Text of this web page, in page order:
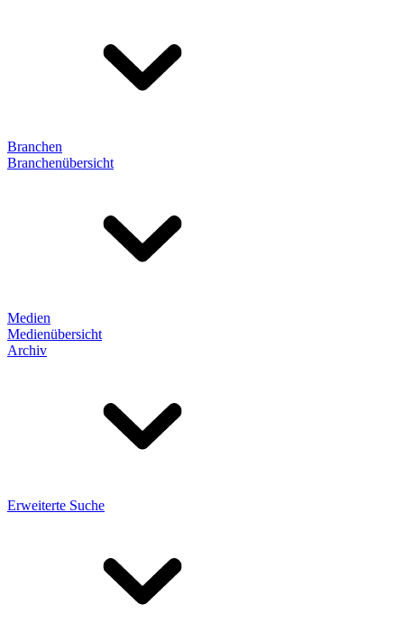
Branchen
Branchenübersicht
Medien
Medienübersicht
Archiv
Erweiterte Suche